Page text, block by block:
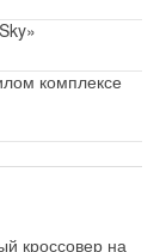
комплексе
кроссовер на